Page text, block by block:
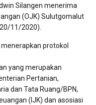
Silangen menerima
(OJK) Sulutgomalut
11/2020).
protokol
yang merupakan
Pertanian,
dan Tata Ruang/BPN,
(IJK) dan asosiasi